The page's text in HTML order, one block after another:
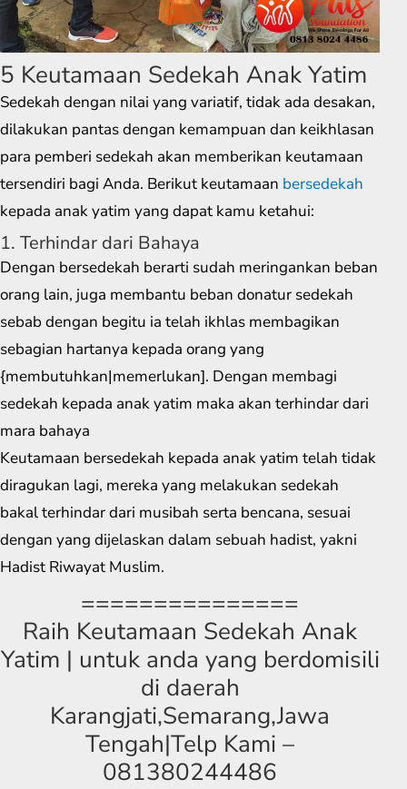
5 Keutamaan Sedekah Anak Yatim
Sedekah dengan nilai yang variatif, tidak ada desakan,
dilakukan pantas dengan kemampuan dan keikhlasan
para pemberi sedekah akan memberikan keutamaan
tersendiri bagi Anda. Berikut keutamaan bersedekah
kepada anak yatim yang dapat kamu ketahui:
1. Terhindar dari Bahaya
Dengan bersedekah berarti sudah meringankan beban
orang lain, juga membantu beban donatur sedekah
sebab dengan begitu ia telah ikhlas membagikan
sebagian hartanya kepada orang yang
{membutuhkan|memerlukan]. Dengan membagi
sedekah kepada anak yatim maka akan terhindar dari
mara bahaya
Keutamaan bersedekah kepada anak yatim telah tidak
diragukan lagi, mereka yang melakukan sedekah
bakal terhindar dari musibah serta bencana, sesuai
dengan yang dijelaskan dalam sebuah hadist, yakni
Hadist Riwayat Muslim.
===============
Raih Keutamaan Sedekah Anak
Yatim | untuk anda yang berdomisili
di daerah
Karangjati,Semarang,Jawa
Tengah|Telp Kami –
081380244486